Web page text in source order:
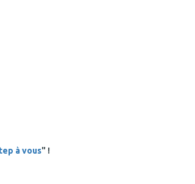
à vous" !